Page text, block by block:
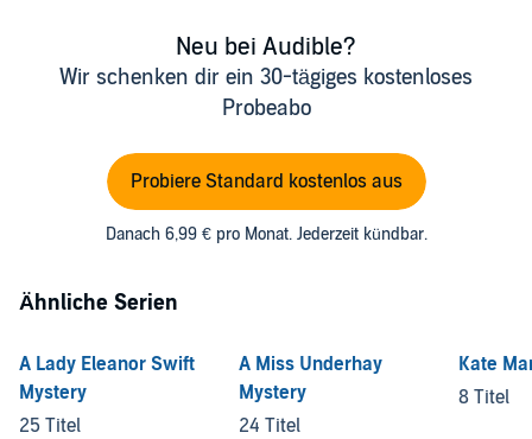
Neu bei Audible?
Wir schenken dir ein 30-tägiges kostenloses
Probeabo
Probiere Standard kostenlos aus
Danach 6,99 € pro Monat. Jederzeit kündbar.
Ähnliche Serien
A Lady Eleanor Swift
Mystery
25 Titel
A Miss Underhay
Mystery
24 Titel
Kate
8 Titel